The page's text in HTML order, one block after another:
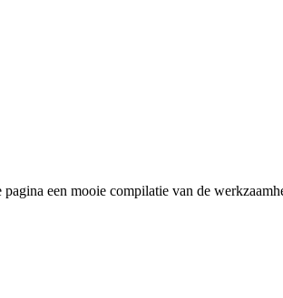
een mooie compilatie van de